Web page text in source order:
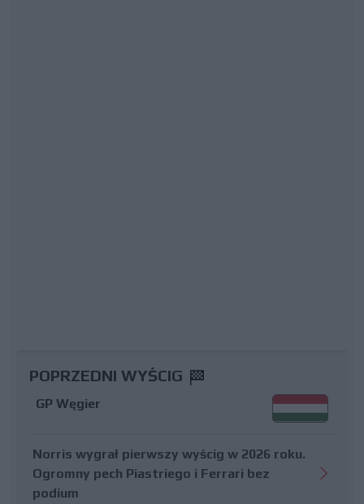
POPRZEDNI WYŚCIG
GP Węgier
Norris wygrał pierwszy wyścig w 2026 roku.
Ogromny pech Piastriego i Ferrari bez
podium